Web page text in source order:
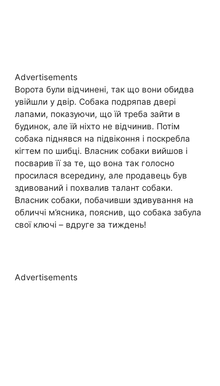
Advertisements
Ворота були відчинені, так що вони обидва
увійшли у двір. Собака подряпав двері
лапами, показуючи, що їй треба зайти в
будинок, але їй ніхто не відчинив. Потім
собака піднявся на підвіконня і поскребла
кігтем по шибці. Власник собаки вийшов і
посварив її за те, що вона так голосно
просилася всередину, але продавець був
здивований і похвалив талант собаки.
Власник собаки, побачивши здивування на
обличчі м’ясника, пояснив, що собака забула
свої ключі – вдруге за тиждень!
Advertisements